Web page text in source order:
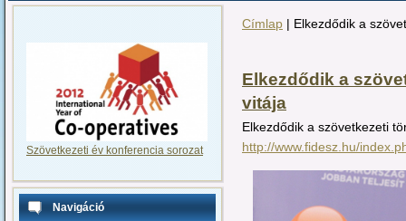
Szövetkezeti év konferencia sorozat
Navigáció
Címlap | Elkezdődik a
Elkezdődik a
vitája
Elkezdődik a szövetkezeti
http://www.fidesz.hu/